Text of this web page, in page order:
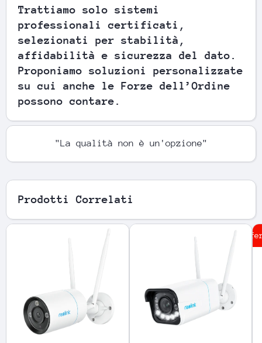
Trattiamo solo sistemi
professionali certificati,
selezionati per stabilità,
affidabilità e sicurezza del dato.
Proponiamo soluzioni personalizzate
su cui anche le Forze dell’Ordine
possono contare.
"La qualità non è un'opzione"
Prodotti Correlati
In